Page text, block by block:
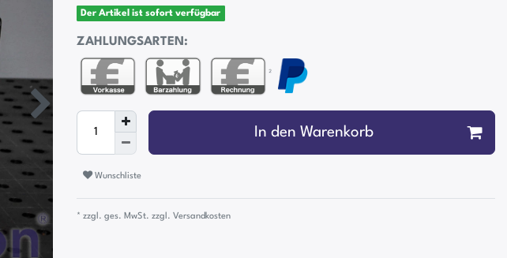
Der Artikel ist sofort verfügbar
ZAHLUNGSARTEN:
²
In den Warenkorb
Wunschliste
* zzgl. ges. MwSt. zzgl. Versandkosten